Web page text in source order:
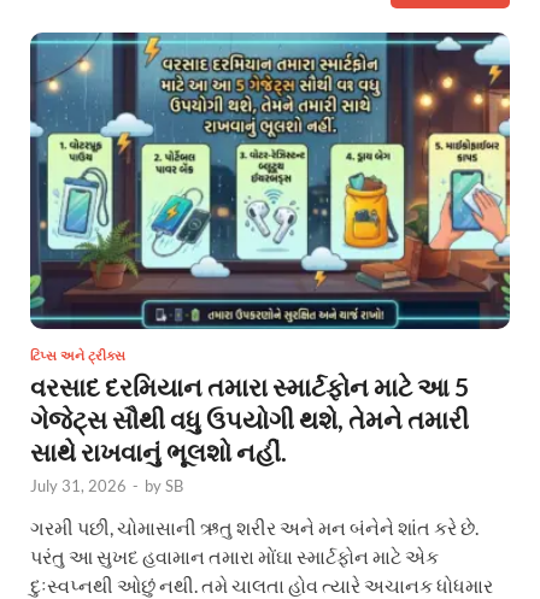
ટિપ્સ અને ટ્રીક્સ
વરસાદ દરમિયાન તમારા સ્માર્ટફોન માટે આ 5
ગેજેટ્સ સૌથી વધુ ઉપયોગી થશે, તેમને તમારી
સાથે રાખવાનું ભૂલશો નહીં.
July 31, 2026 - bySB
ગરમી પછી, ચોમાસાની ઋતુ શરીર અને મન બંનેને શાંત કરે છે.
પરંતુ આ સુખદ હવામાન તમારા મોંઘા સ્માર્ટફોન માટે એક
દુઃસ્વપ્નથી ઓછું નથી. તમે ચાલતા હોવ ત્યારે અચાનક ધોધમાર